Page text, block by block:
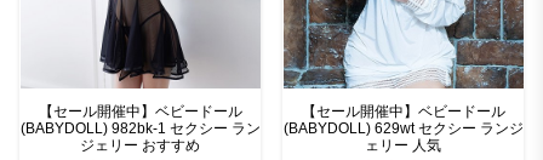
【セール開催中】ベビードール
(BABYDOLL) 982bk-1 セクシー ラン
ジェリー おすすめ
【セール開催中】ベビードール
(BABYDOLL) 629wt セクシー ランジ
ェリー 人気